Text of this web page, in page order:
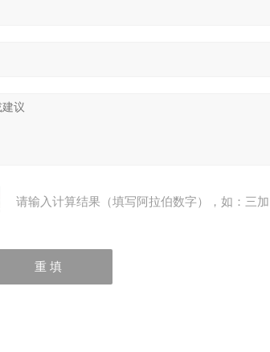
请输入计算结果（填写阿拉伯数字），如：三